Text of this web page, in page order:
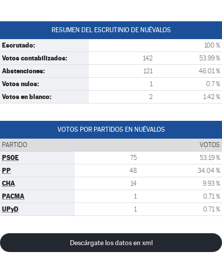
RESUMEN DEL ESCRUTINIO DE NUÉVALOS
Escrutado: 100 %
Votos contabilizados: 142 53.99 %
Abstenciones: 121 46.01 %
Votos nulos: 1 0.7 %
Votos en blanco: 2 1.42 %
VOTOS POR PARTIDOS EN NUÉVALOS
PARTIDO VOTOS
PSOE 75 53.19 %
PP 48 34.04 %
CHA 14 9.93 %
PACMA 1 0.71 %
UPyD 1 0.71 %
Descárgate los datos en xml